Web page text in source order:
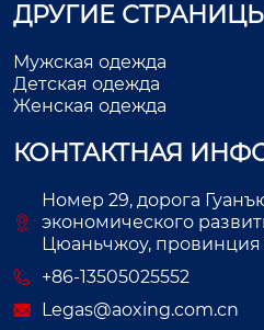
ДРУГИЕ
Мужская одежда
Детская одежда
Женская одежда
КОНТАКТНАЯ
Номер 29, дорога
экономического
Цюаньчжоу, провинция
+86-13505025552
Legas@aoxing.com.cn